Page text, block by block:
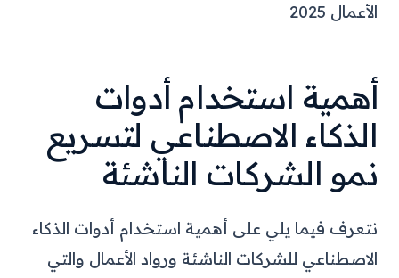
الأعمال 2025
أهمية استخدام أدوات
الذكاء الاصطناعي لتسريع
نمو الشركات الناشئة
نتعرف فيما يلي على أهمية استخدام أدوات الذكاء
الاصطناعي للشركات الناشئة ورواد الأعمال والتي